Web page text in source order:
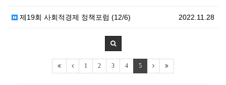
2022.11.28
제19회 사회적경제 정책포럼 (12/6)
1 2 3 4 5